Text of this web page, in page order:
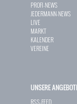
PROFI-NEWS
JEDERMANN-NEWS
LIVE
MARKT
KALENDER
VEREINE
UNSERE
RSS-FEED